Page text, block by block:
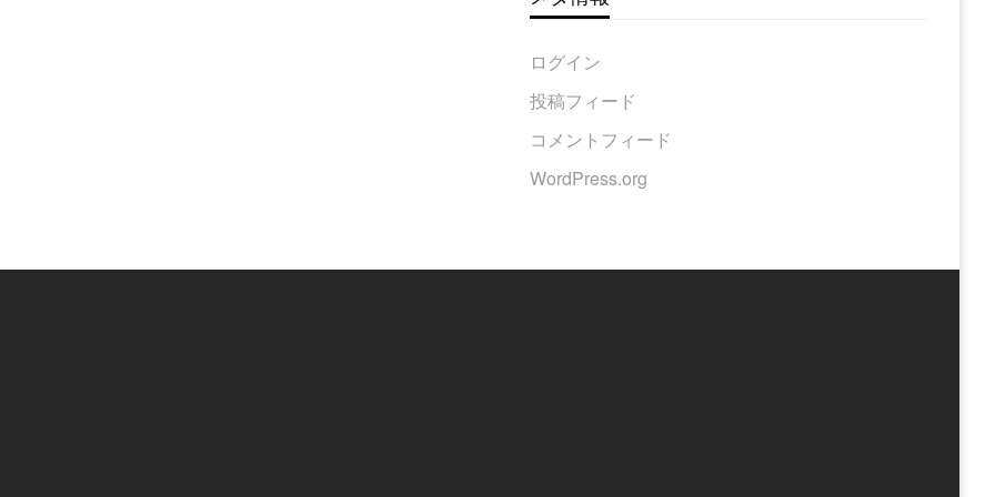
ログイン
投稿フィード
コメントフィード
WordPress.org